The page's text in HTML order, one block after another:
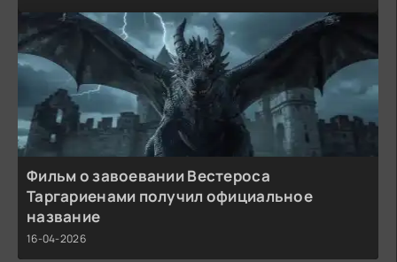
Фильм о завоевании Вестероса
Таргариенами получил официальное
название
16-04-2026